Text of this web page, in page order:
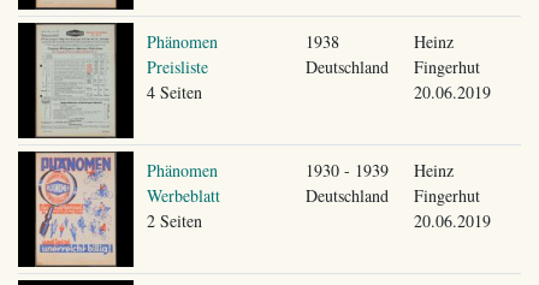
Phänomen
Preisliste
4 Seiten
1938
Deutschland
Heinz
Fingerhut
20.06.2019
Phänomen
Werbeblatt
2 Seiten
1930 - 1939
Deutschland
Heinz
Fingerhut
20.06.2019